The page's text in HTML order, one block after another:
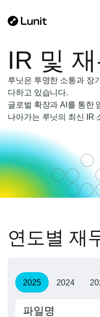
IR 및
루닛은 투명한 소통과 장
다하고 있습니다.
글로벌 확장과 AI를 통한
나아가는 루닛의 최신 IR
연도별 재
2025 2024
파일명